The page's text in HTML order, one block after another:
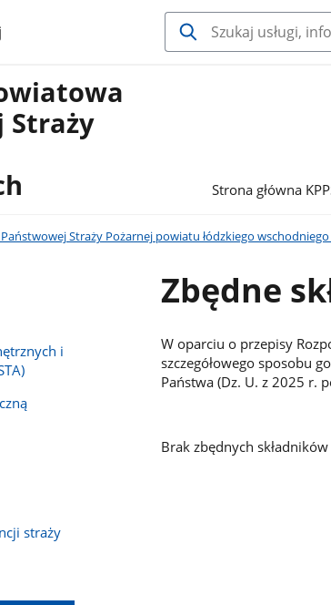
Straży
Strona główna
Straży Pożarnej powiatu łódzkiego wschodniego
i
straży
Zbędne
W oparciu o przepisy
szczegółowego sposobu
Państwa (Dz. U. z 2025 r.
Brak zbędnych